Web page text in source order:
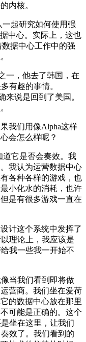
内核。
起研究如何使用强
中心。实际上，这也
数据中心工作中的强
，他去了韩国，在
有趣的事情。
来说是回到了美国。
我们用像Alpha这样
会怎么样呢？
它是否会奏效。我
我认为运营数据中心
各种各样的游戏，也
小化水的消耗，也许
是有很多游戏一直在
计这个系统中发挥了
理论上，我应该是
我一些我一开始不
当我们看到即将做
营商。我们坐在爱荷
的数据中心放在那里
可能是正确的。这个
坐在这里，让我们
效了。我们看到的